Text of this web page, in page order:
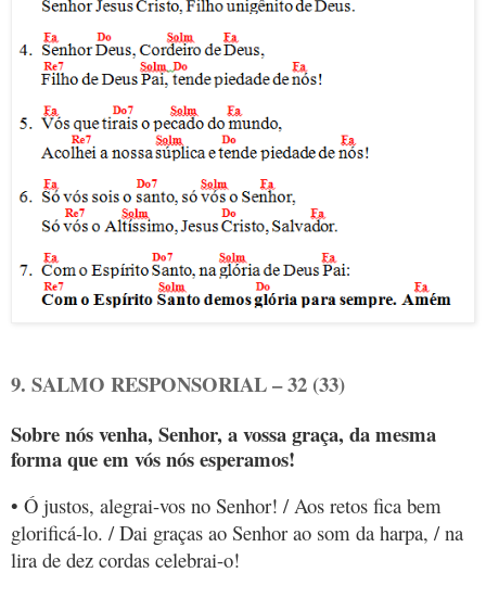
9. SALMO RESPONSORIAL – 32 (33)
Sobre nós venha, Senhor, a vossa graça, da mesma
forma que em vós nós esperamos!
• Ó justos, alegrai-vos no Senhor! / Aos retos fica bem
glorificá-lo. / Dai graças ao Senhor ao som da harpa, / na
lira de dez cordas celebrai-o!